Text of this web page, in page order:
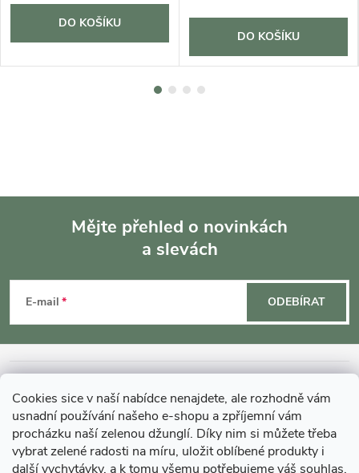
Cookies sice v naší nabídce nenajdete, ale rozhodně vám
usnadní používání našeho e-shopu a zpříjemní vám
procházku naší zelenou džunglí. Díky nim si můžete třeba
vybrat zelené radosti na míru, uložit oblíbené produkty i
další vychytávky, a k tomu všemu potřebujeme váš souhlas.
DO KOŠÍKU
DO KOŠÍKU
p
a
Mějte přehled o novinkách
a slevách
E-mail ODEBÍRAT
MOHLO BY VÁS ZAJÍMAT